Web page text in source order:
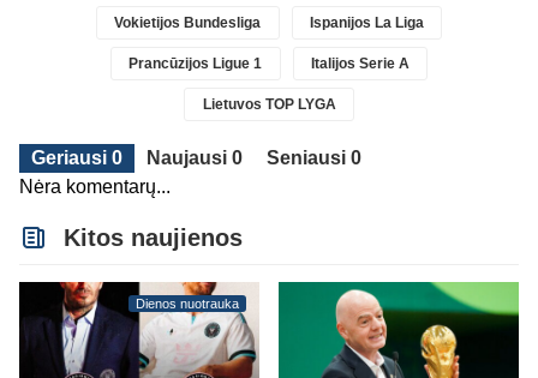
Vokietijos Bundesliga Ispanijos La Liga
Prancūzijos Ligue 1 Italijos Serie A
Lietuvos TOP LYGA
Geriausi 0 Naujausi 0
Seniausi 0
Nėra komentarų...
Kitos naujienos
Dienos nuotrauka